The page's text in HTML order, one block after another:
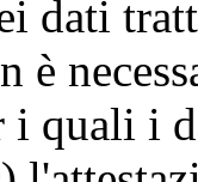
dati
è
i quali i